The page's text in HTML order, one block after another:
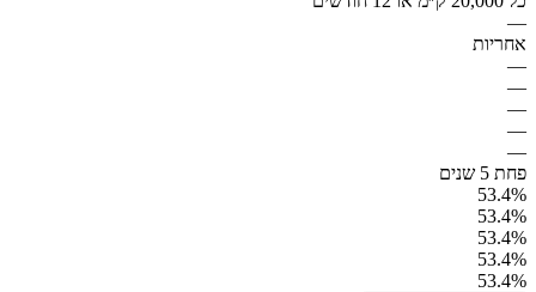
—
אחריות
—
—
—
—
—
פחת 5 שנים
53.4%
53.4%
53.4%
53.4%
53.4%